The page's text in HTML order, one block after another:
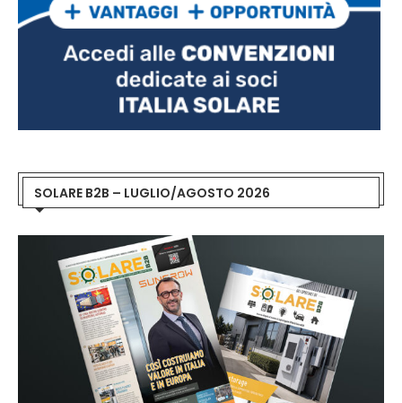
SOLARE B2B – LUGLIO/AGOSTO 2026